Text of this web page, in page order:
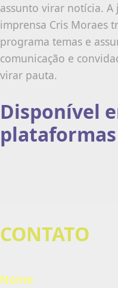
assunto virar notícia. A
imprensa Cris Moraes
programa temas e
comunicação e
virar pauta.
Disponível
plataformas
CONTATO
Nome